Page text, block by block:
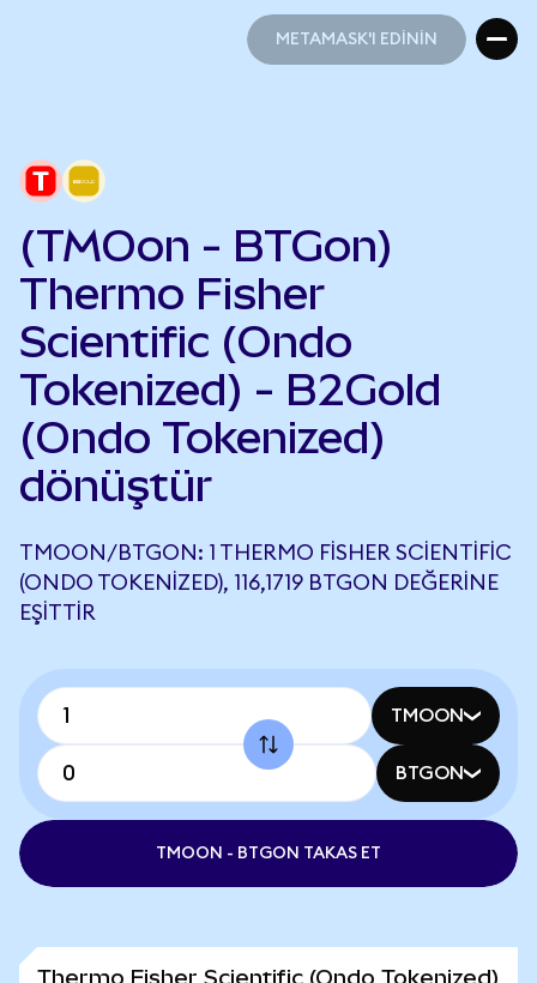
METAMASK'I EDİNİN
(TMOon - BTGon)
Thermo Fisher
Scientific (Ondo
Tokenized) - B2Gold
(Ondo Tokenized)
dönüştür
TMOON/BTGON: 1 THERMO FISHER SCIENTIFIC
(ONDO TOKENIZED), 116,1719 BTGON DEĞERINE
EŞITTIR
TMOON
BTGON
TMOON - BTGON TAKAS ET
Thermo Fisher Scientific (Ondo Tokenized)